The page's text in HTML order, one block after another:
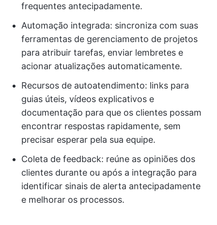
frequentes antecipadamente.
Automação integrada: sincroniza com suas
ferramentas de gerenciamento de projetos
para atribuir tarefas, enviar lembretes e
acionar atualizações automaticamente.
Recursos de autoatendimento: links para
guias úteis, vídeos explicativos e
documentação para que os clientes possam
encontrar respostas rapidamente, sem
precisar esperar pela sua equipe.
Coleta de feedback: reúne as opiniões dos
clientes durante ou após a integração para
identificar sinais de alerta antecipadamente
e melhorar os processos.